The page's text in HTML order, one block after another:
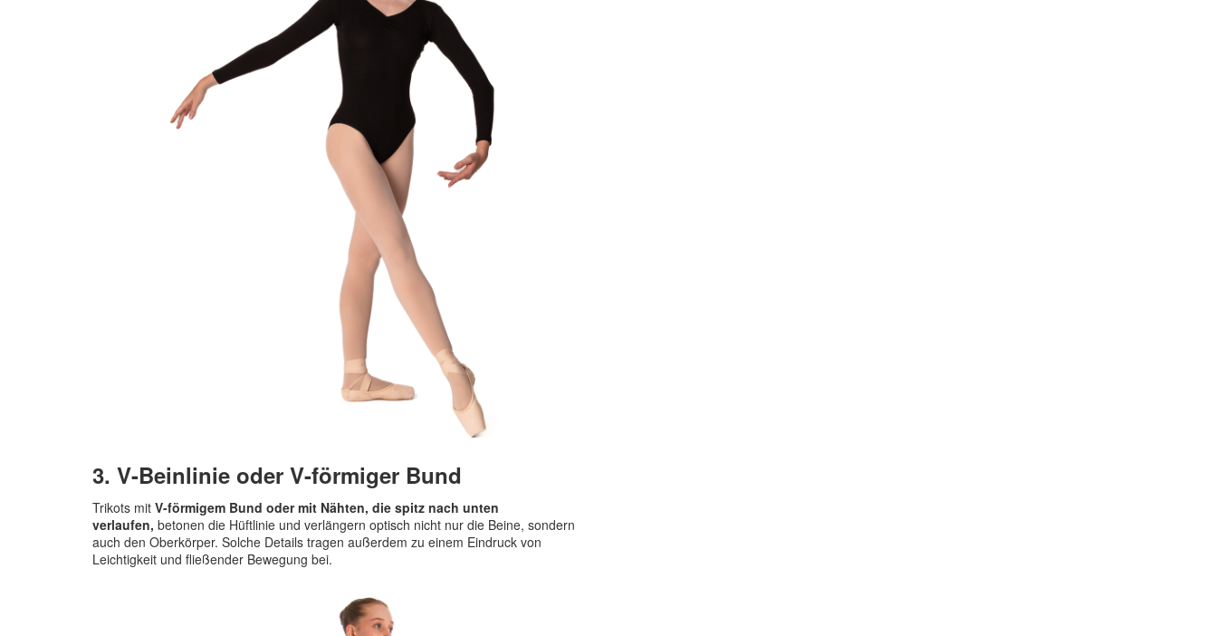
3. V-Beinlinie oder V-förmiger Bund
Trikots mit V-förmigem Bund oder mit Nähten, die spitz nach unten
verlaufen, betonen die Hüftlinie und verlängern optisch nicht nur die Beine, sondern
auch den Oberkörper. Solche Details tragen außerdem zu einem Eindruck von
Leichtigkeit und fließender Bewegung bei.